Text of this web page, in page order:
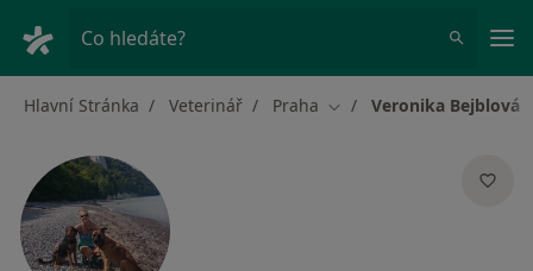
Co hledáte?
Hlavní Stránka Veterinář Praha Změna města
Veronika Bejblová